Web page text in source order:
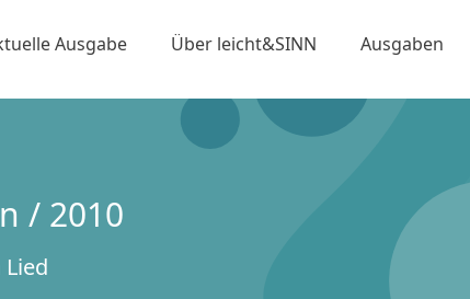
Ausgabe Über leicht&SINN Ausgaben
/ 2010